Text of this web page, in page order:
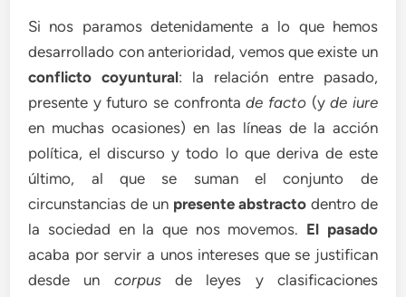
Si nos paramos detenidamente a lo que hemos
desarrollado con anterioridad, vemos que existe un
conflicto coyuntural: la relación entre pasado,
presente y futuro se confrontade facto(yde iure
en muchas ocasiones) en las líneas de la acción
política, el discurso y todo lo que deriva de este
último, al que se suman el conjunto de
circunstancias de un presente abstracto dentro de
la sociedad en la que nos movemos. El pasado
acaba por servir a unos intereses que se justifican
desde un corpusde leyes y clasificaciones